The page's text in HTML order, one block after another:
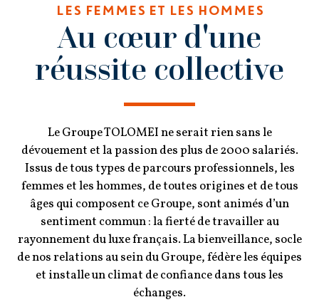
LES FEMMES ET LES HOMMES
Au cœur d'une
réussite collective
Le Groupe TOLOMEI ne serait rien sans le
dévouement et la passion des plus de 2000 salariés.
Issus de tous types de parcours professionnels, les
femmes et les hommes, de toutes origines et de tous
âges qui composent ce Groupe, sont animés d’un
sentiment commun : la fierté de travailler au
rayonnement du luxe français. La bienveillance, socle
de nos relations au sein du Groupe, fédère les équipes
et installe un climat de confiance dans tous les
échanges.